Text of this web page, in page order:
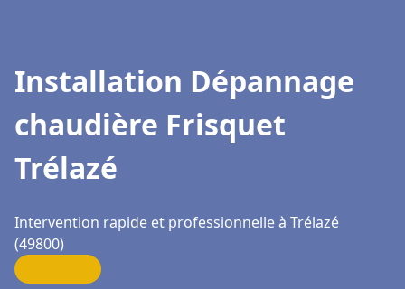
Installation Dépannage
chaudière Frisquet
Trélazé
Intervention rapide et professionnelle à Trélazé
(49800)